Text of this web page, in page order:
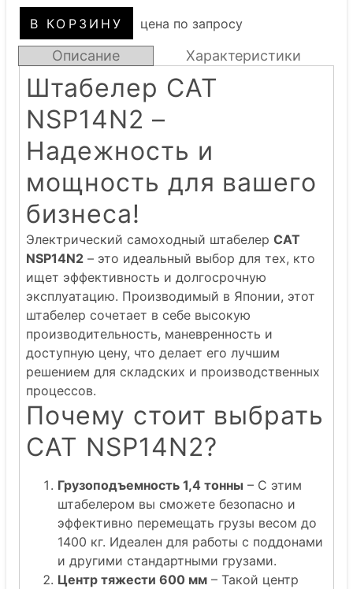
цена по запросу
Описание
Штабелер CAT
NSP14N2 –
Надежность и
мощность для вашего
бизнеса!
Электрический самоходный штабелер CAT
NSP14N2 – это идеальный выбор для тех, кто
ищет эффективность и долгосрочную
эксплуатацию. Производимый в Японии, этот
штабелер сочетает в себе высокую
производительность, маневренность и
доступную цену, что делает его лучшим
решением для складских и производственных
процессов.
Почему стоит выбрать
CAT NSP14N2?
Грузоподъемность 1,4 тонны – С этим
штабелером вы сможете безопасно и
эффективно перемещать грузы весом до
1400 кг. Идеален для работы с поддонами
и другими стандартными грузами.
Центр тяжести 600 мм – Такой центр
Характеристики